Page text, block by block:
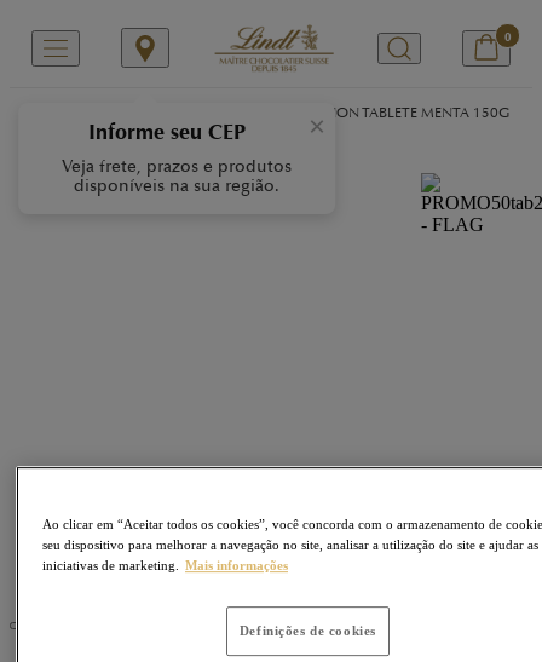
×
Informe seu CEP
Veja frete, prazos e produtos
disponíveis na sua região.
0
CREATION TABLETE MENTA 150G
Ao clicar em “Aceitar todos os cookies”, você concorda com o armazenamento de
seu dispositivo para melhorar a navegação no site, analisar a utilização do site e ajudar as
iniciativas de marketing. Mais informações
Definições de cookies